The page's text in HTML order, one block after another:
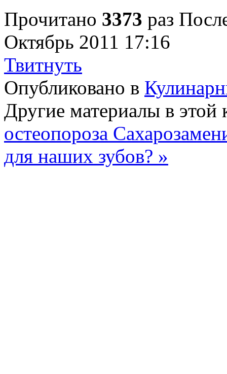
Прочитано 3373 раз
Октябрь 2011 17:16
Твитнуть
Опубликовано в
Другие материалы в этой
остеопороза
для наших зубов? »